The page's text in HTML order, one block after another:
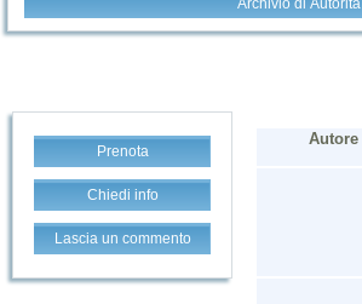
Archivio di Autorità
Prenota
Chiedi info
Lascia un commento